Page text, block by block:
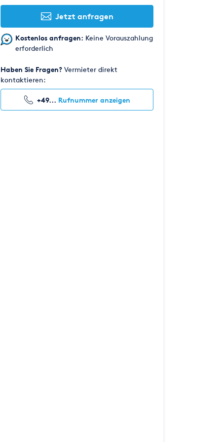
Jetzt anfragen
Kostenlos anfragen: Keine Vorauszahlung
erforderlich
Haben Sie Fragen? Vermieter direkt
kontaktieren:
+49... Rufnummer anzeigen